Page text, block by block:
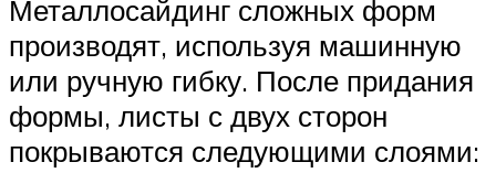
Металлосайдинг сложных форм
производят, используя машинную
или ручную гибку. После придания
формы, листы с двух сторон
покрываются следующими слоями: